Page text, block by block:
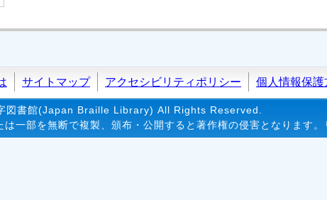
サイトマップ アクセシビリティポリシー 個人情報保
図書館(Japan Braille Library) All Rights Reserved.
一部を無断で複製、頒布・公開すると著作権の侵害となります